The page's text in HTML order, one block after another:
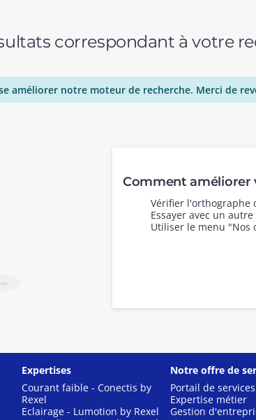
correspondant à votre
améliorer notre moteur de recherche. Merci de
Comment améliorer
Vérifier l'orthographe
Essayer avec un
Utiliser le menu "Nos
Expertises
Courant faible - Conectis by
Rexel
Eclairage - Lumotion by Rexel
Notre offre de
Portail de services
Expertise métier
Gestion